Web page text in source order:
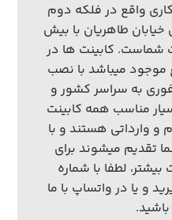
واقع در فلکه دوم
خیابان طاهریان با بیش
شماست. کابینت ها در
میباشد با نصب
فوری به سراسر کشور و
مناسب همه کابینت
وارداتی هستند و با
تقدیم میشوند برای
لطفا با شماره
بگیرید و یا در واتساپ با ما
باشید.